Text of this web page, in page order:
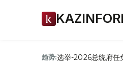
趋势:选举-2026总统府任